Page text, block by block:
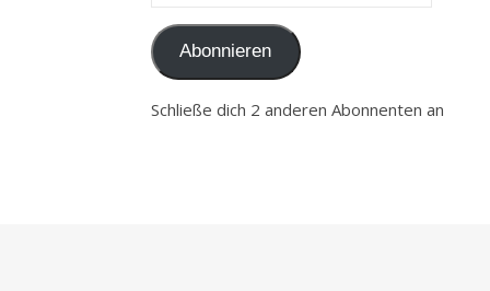
Abonnieren
Schließe dich 2 anderen Abonnenten an